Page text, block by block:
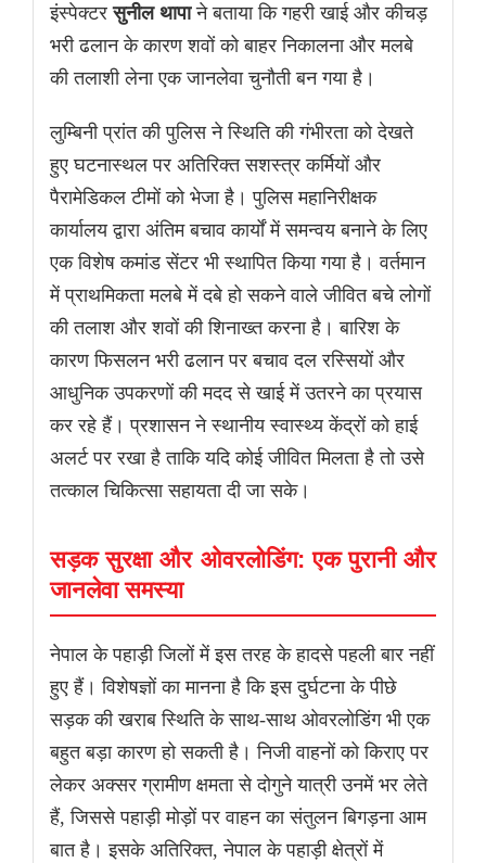
इंस्पेक्टरसुनील थापाने बताया कि गहरी खाई और कीचड़
भरी ढलान के कारण शवों को बाहर निकालना और मलबे
की तलाशी लेना एक जानलेवा चुनौती बन गया है।
लुम्बिनी प्रांत की पुलिस ने स्थिति की गंभीरता को देखते
हुए घटनास्थल पर अतिरिक्त सशस्त्र कर्मियों और
पैरामेडिकल टीमों को भेजा है। पुलिस महानिरीक्षक
कार्यालय द्वारा अंतिम बचाव कार्यों में समन्वय बनाने के लिए
एक विशेष कमांड सेंटर भी स्थापित किया गया है। वर्तमान
में प्राथमिकता मलबे में दबे हो सकने वाले जीवित बचे लोगों
की तलाश और शवों की शिनाख्त करना है। बारिश के
कारण फिसलन भरी ढलान पर बचाव दल रस्सियों और
आधुनिक उपकरणों की मदद से खाई में उतरने का प्रयास
कर रहे हैं। प्रशासन ने स्थानीय स्वास्थ्य केंद्रों को हाई
अलर्ट पर रखा है ताकि यदि कोई जीवित मिलता है तो उसे
तत्काल चिकित्सा सहायता दी जा सके।
सड़क सुरक्षा और ओवरलोडिंग: एक पुरानी और
जानलेवा समस्या
नेपाल के पहाड़ी जिलों में इस तरह के हादसे पहली बार नहीं
हुए हैं। विशेषज्ञों का मानना है कि इस दुर्घटना के पीछे
सड़क की खराब स्थिति के साथ-साथ ओवरलोडिंग भी एक
बहुत बड़ा कारण हो सकती है। निजी वाहनों को किराए पर
लेकर अक्सर ग्रामीण क्षमता से दोगुने यात्री उनमें भर लेते
हैं, जिससे पहाड़ी मोड़ों पर वाहन का संतुलन बिगड़ना आम
बात है। इसके अतिरिक्त, नेपाल के पहाड़ी क्षेत्रों में